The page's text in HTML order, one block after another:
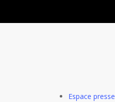
Espace presse